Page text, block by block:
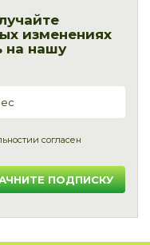
изменениях
на нашу
и согласен
ПОДПИСКУ